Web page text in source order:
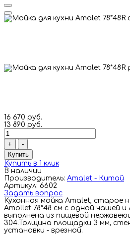
16 670 руб.
13 890 руб.
+
-
Купить
Купить в 1 клик
В наличии
Производитель: Amalet - Китай
Артикул: 6602
Задать вопрос
Кухонная мойка Amalet, старое
Amollet 78*48 см с одной чашей и
выполнена из пищевой
304.Толщина площадки 3 мм,
установки - врезной.